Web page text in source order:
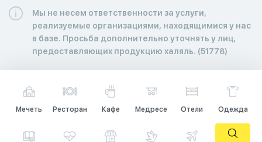
Мы не несем ответственности за услуги,
реализуемые организациями, находящимися у нас
в базе. Просьба дополнительно уточнять у лиц,
предоставляющих продукцию халяль. (51778)
Мечеть Ресторан Кафе Медресе Отели Одежда